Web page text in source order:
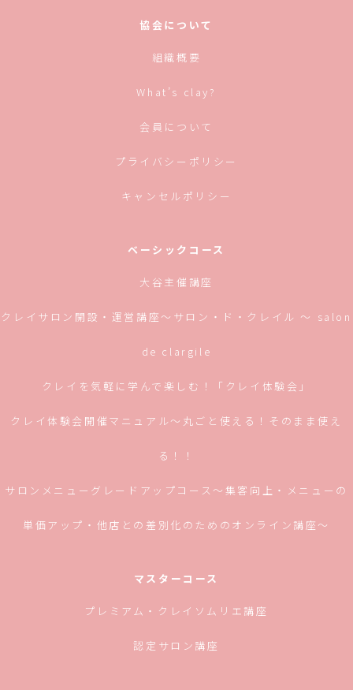
協会について
組織概要
What’s clay?
会員について
プライバシーポリシー
キャンセルポリシー
ベーシックコース
大谷主催講座
クレイサロン開設・運営講座〜サロン・ド・クレイル 〜 salon
de clargile
クレイを気軽に学んで楽しむ！「クレイ体験会」
クレイ体験会開催マニュアル〜丸ごと使える！そのまま使え
る！！
サロンメニューグレードアップコース〜集客向上・メニューの
単価アップ・他店との差別化のためのオンライン講座〜
マスターコース
プレミアム・クレイソムリエ講座
認定サロン講座